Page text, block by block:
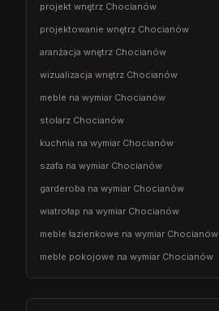
projekt wnętrz Chocianów
projektowanie wnętrz Chocianów
aranżacja wnętrz Chocianów
wizualizacja wnętrz Chocianów
meble na wymiar Chocianów
stolarz Chocianów
kuchnia na wymiar Chocianów
szafa na wymiar Chocianów
garderoba na wymiar Chocianów
wiatrołap na wymiar Chocianów
meble łazienkowe na wymiar Chocianów
meble pokojowe na wymiar Chocianów